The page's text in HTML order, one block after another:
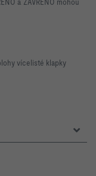
vícelisté klapky